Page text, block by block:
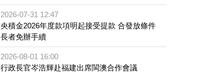
2026-07-31 12:47
央積金2026年度款項明起接受提款 合發放條件
長者免辦手續
2026-08-01 16:00
行政長官岑浩輝赴福建出席閩澳合作會議